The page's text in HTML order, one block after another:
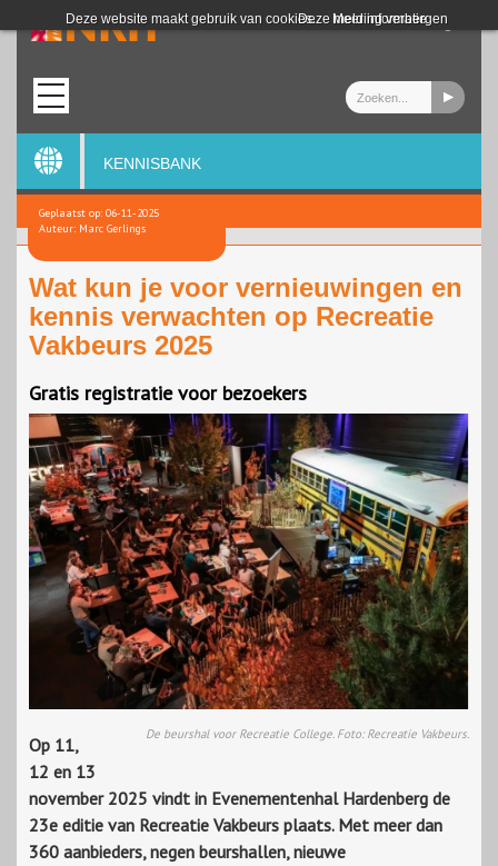
Deze website maakt gebruik van cookies. Meer informatie
Deze melding verbergen
Login
KENNISBANK
Geplaatst op: 06-11-2025
Auteur: Marc Gerlings
Wat kun je voor vernieuwingen en
kennis verwachten op Recreatie
Vakbeurs 2025
Gratis registratie voor bezoekers
De beurshal voor Recreatie College. Foto: Recreatie Vakbeurs.
Op 11,
12 en 13
november 2025 vindt in Evenementenhal Hardenberg de
23e editie van Recreatie Vakbeurs plaats. Met meer dan
360 aanbieders, negen beurshallen, nieuwe